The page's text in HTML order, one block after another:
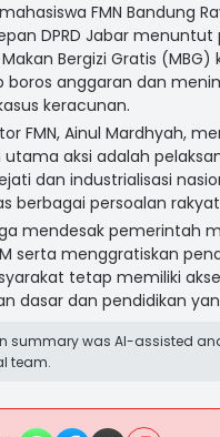
FMN Bandung
DPRD Jabar
Bergizi Gratis (MBG)
boros anggaran dan
keracunan.
FMN, Ainul Mardhyah,
aksi adalah
dan industrialisasi
berbagai persoalan
mendesak pemerintah
serta menggratiskan
tetap memiliki
dasar dan pendidikan
summary was AI-assisted
team.